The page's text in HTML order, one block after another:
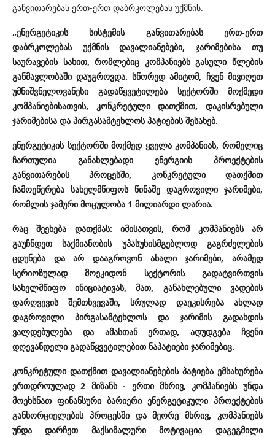
განვითარებას ერთ-ერთ დაბრკოლებას უქმნის.
„ენერგეტიკის სისტემის განვითარებას ერთ-ერთ
დაბრკოლებას უქმნის დავალიანებები, ჯარიმებისა თუ
საურავების სახით, რომლებიც კომპანიებს გასული წლების
განმავლობაში დაუგროვდა. სწორედ ამიტომ, ჩვენ მივიღეთ
უმნიშვნელოვანესი გადაწყვეტილება სექტორში მოქმედი
კომპანიებისათვის, კონკრეტული დათქმით, დაკისრებული
ჯარიმებისა და პირგასამტეხლოს პატიების შესახებ.
ენერგეტიკის სექტორში მოქმედ ყველა კომპანიას, რომელიც
ჩართულია განახლებადი ენერგიის პროექტების
განვითარების პროცესში, კონკრეტული დათქმით
ჩამოეწერება სახელმწიფოს წინაშე დაგროვილი ჯარიმები,
რომლის ჯამური მოცულობა 1 მილიარდი ლარია.
რაც შეეხება დათქმას: იმისათვის, რომ კომპანიებს არ
გაუჩნდეთ საქმიანობის უპასუხისმგებლოდ გაგრძელების
ცდუნება და არ დააგროვონ ახალი ჯარიმები, არამედ
სერიოზულად მოეკიდონ სექტორის გადატვირთვის
სახელმწიფო ინიციატივას, მათ, განახლებული ვადების
დარღვევის შემთხვევაში, სრულად დაეკისრება ახლად
დაგროვილი პირგასამტეხლოს და ჯარიმის გადახდის
ვალდებულება და ამასთან ერთად, აღუდგება ჩვენი
დღევანდელი გადაწყვეტილებით ნაპატიები ჯარიმებიც.
კონკრეტული დათქმით დავალიანებების პატიება ემსახურება
ერთდროულად 2 მიზანს - ერთი მხრივ, კომპანიებს უნდა
მოეხსნათ ფინანსური ბარიერი ენერგეტიკული პროექტების
განხორციელების პროცესში და მეორე მხრივ, კომპანიებს
უნდა დარჩეთ მაქსიმალური მოტივაცია დაგეგმილი